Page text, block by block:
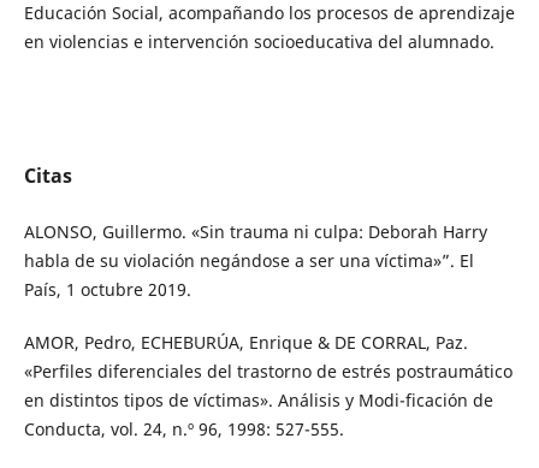
Educación Social, acompañando los procesos de aprendizaje
en violencias e intervención socioeducativa del alumnado.
Citas
ALONSO, Guillermo. «Sin trauma ni culpa: Deborah Harry
habla de su violación negándose a ser una víctima»”. El
País, 1 octubre 2019.
AMOR, Pedro, ECHEBURÚA, Enrique & DE CORRAL, Paz.
«Perfiles diferenciales del trastorno de estrés postraumático
en distintos tipos de víctimas». Análisis y Modi-ficación de
Conducta, vol. 24, n.º 96, 1998: 527-555.